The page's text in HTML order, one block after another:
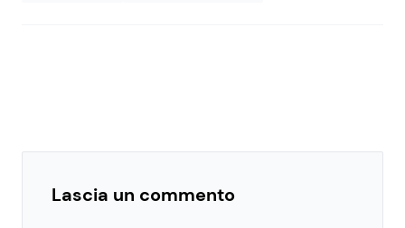
Lascia un commento